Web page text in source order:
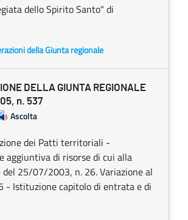
dello Spirito Santo" di
della Giunta regionale
DELLA GIUNTA REGIONALE
n. 537
Ascolta
dei Patti territoriali -
aggiuntiva di risorse di cui alla
del 25/07/2003, n. 26. Variazione al
- Istituzione capitolo di entrata e di